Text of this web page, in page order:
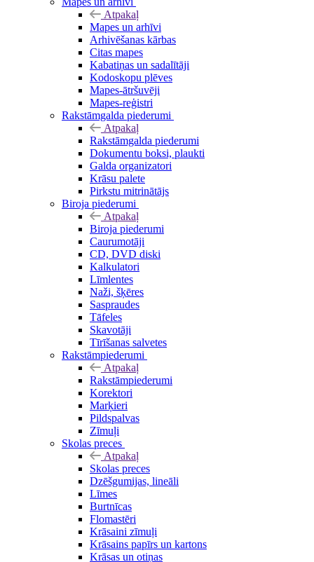
Atpakaļ
Mapes un arhīvi
Arhivēšanas kārbas
Citas mapes
Kabatiņas un sadalītāji
Kodoskopu plēves
Mapes-ātršuvēji
Mapes-reģistri
Rakstāmgalda piederumi
Atpakaļ
Rakstāmgalda piederumi
Dokumentu boksi, plaukti
Galda organizatori
Krāsu palete
Pirkstu mitrinātājs
Biroja piederumi
Atpakaļ
Biroja piederumi
Caurumotāji
CD, DVD diski
Kalkulatori
Līmlentes
Naži, šķēres
Saspraudes
Tāfeles
Skavotāji
Tīrīšanas salvetes
Rakstāmpiederumi
Atpakaļ
Rakstāmpiederumi
Korektori
Marķieri
Pildspalvas
Zīmuļi
Skolas preces
Atpakaļ
Skolas preces
Dzēšgumijas, lineāli
Līmes
Burtnīcas
Flomastēri
Krāsaini zīmuļi
Krāsains papīrs un kartons
Krāsas un otiņas